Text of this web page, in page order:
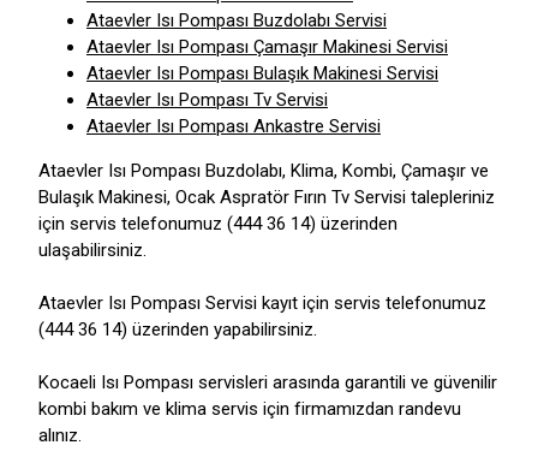
Ataevler Isı Pompası Buzdolabı Servisi
Ataevler Isı Pompası Çamaşır Makinesi Servisi
Ataevler Isı Pompası Bulaşık Makinesi Servisi
Ataevler Isı Pompası Tv Servisi
Ataevler Isı Pompası Ankastre Servisi
Ataevler Isı Pompası Buzdolabı, Klima, Kombi, Çamaşır ve
Bulaşık Makinesi, Ocak Aspratör Fırın Tv Servisi talepleriniz
için servis telefonumuz (444 36 14) üzerinden
ulaşabilirsiniz.
Ataevler Isı Pompası Servisi kayıt için servis telefonumuz
(444 36 14) üzerinden yapabilirsiniz.
Kocaeli Isı Pompası servisleri arasında garantili ve güvenilir
kombi bakım ve klima servis için firmamızdan randevu
alınız.